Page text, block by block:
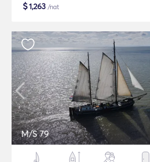
$1,263 /nat
M/S 79